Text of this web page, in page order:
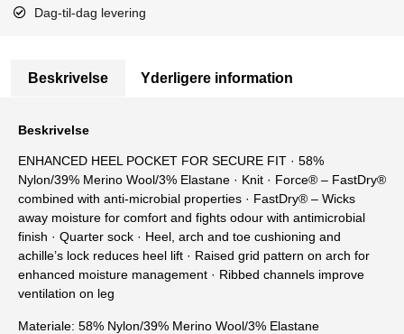
Dag-til-dag levering
Beskrivelse Yderligere information
Beskrivelse
ENHANCED HEEL POCKET FOR SECURE FIT · 58%
Nylon/39% Merino Wool/3% Elastane · Knit · Force® – FastDry®
combined with anti-microbial properties · FastDry® – Wicks
away moisture for comfort and fights odour with antimicrobial
finish · Quarter sock · Heel, arch and toe cushioning and
achille’s lock reduces heel lift · Raised grid pattern on arch for
enhanced moisture management · Ribbed channels improve
ventilation on leg
Materiale: 58% Nylon/39% Merino Wool/3% Elastane